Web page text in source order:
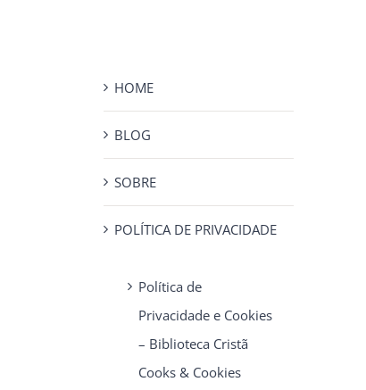
HOME
BLOG
SOBRE
POLÍTICA DE PRIVACIDADE
Política de
Privacidade e Cookies
– Biblioteca Cristã
Cooks & Cookies